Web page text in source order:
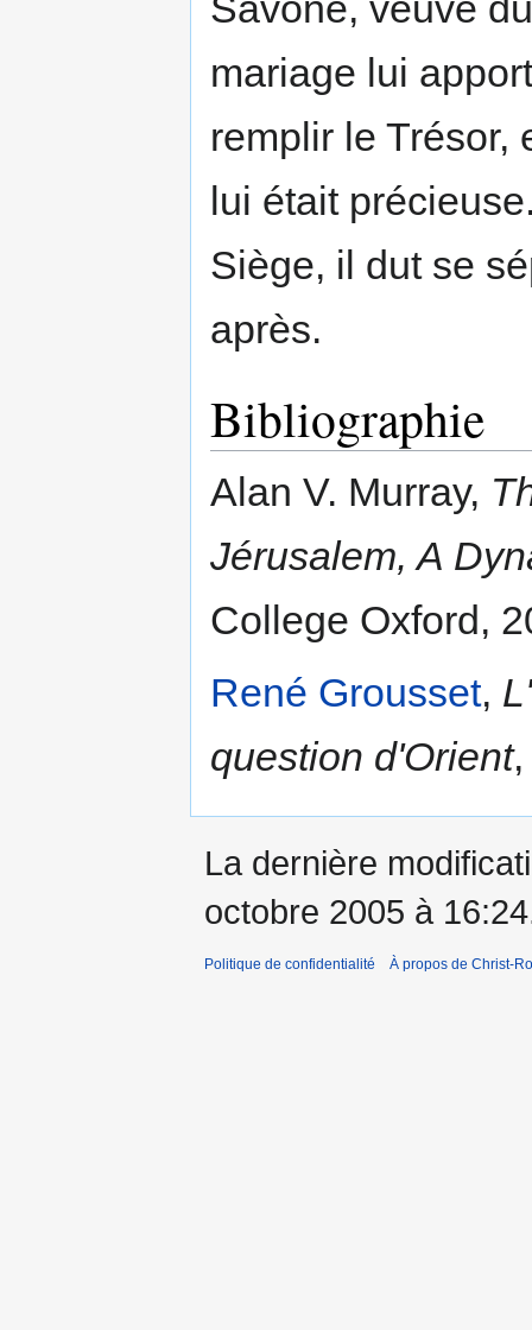
mariage lui
remplir le Trésor,
lui était
Siège, il dut se
après.
Bibliographie
Alan V. Murray,
Jérusalem, A
College Oxford,
René Grousset,
question d'Orient
La dernière
octobre 2005 à
Politique de confidentialité À propos de Christ-